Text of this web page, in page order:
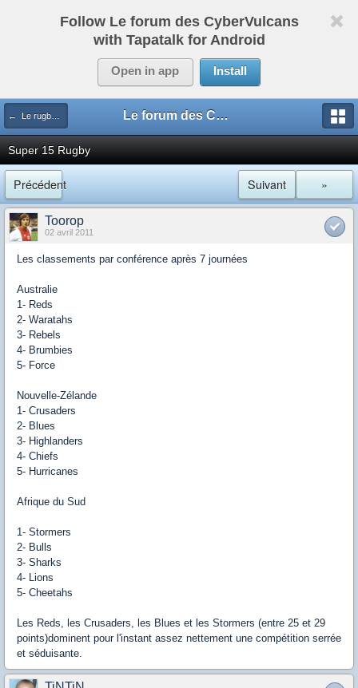
Follow Le forum des CyberVulcans
with Tapatalk for Android
Open in app Install
← Le rugby international Le forum des CyberVulcans
Super 15 Rugby
Précédent »
Suivant
Toorop
02 avril 2011
Les classements par conférence après 7 journées
Australie
1- Reds
2- Waratahs
3- Rebels
4- Brumbies
5- Force
Nouvelle-Zélande
1- Crusaders
2- Blues
3- Highlanders
4- Chiefs
5- Hurricanes
Afrique du Sud
1- Stormers
2- Bulls
3- Sharks
4- Lions
5- Cheetahs
Les Reds, les Crusaders, les Blues et les Stormers (entre 25 et 29
points)dominent pour l'instant assez nettement une compétition serrée
et séduisante.